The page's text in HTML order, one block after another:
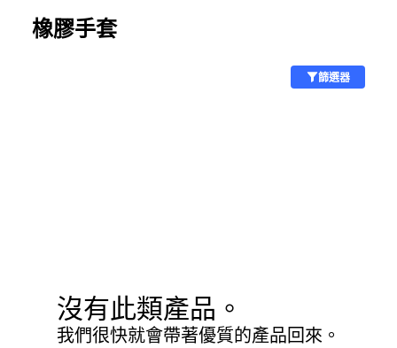
橡膠手套
篩選器
沒有此類產品。
我們很快就會帶著優質的產品回來。